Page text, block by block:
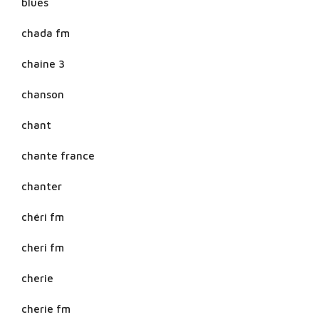
blues
chada fm
chaine 3
chanson
chant
chante france
chanter
chéri fm
cheri fm
cherie
cherie fm